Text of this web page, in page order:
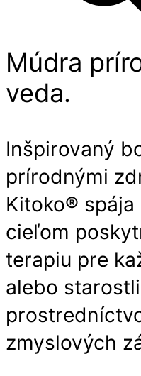
Múdra
veda.
Inšpirovaný
prírodnými
Kitoko®
cieľom
terapiu pre
alebo
zmyslových